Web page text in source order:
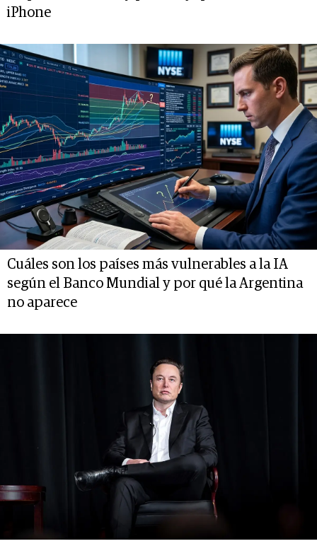
iPhone
Cuáles son los países más vulnerables a la IA
según el Banco Mundial y por qué la Argentina
no aparece